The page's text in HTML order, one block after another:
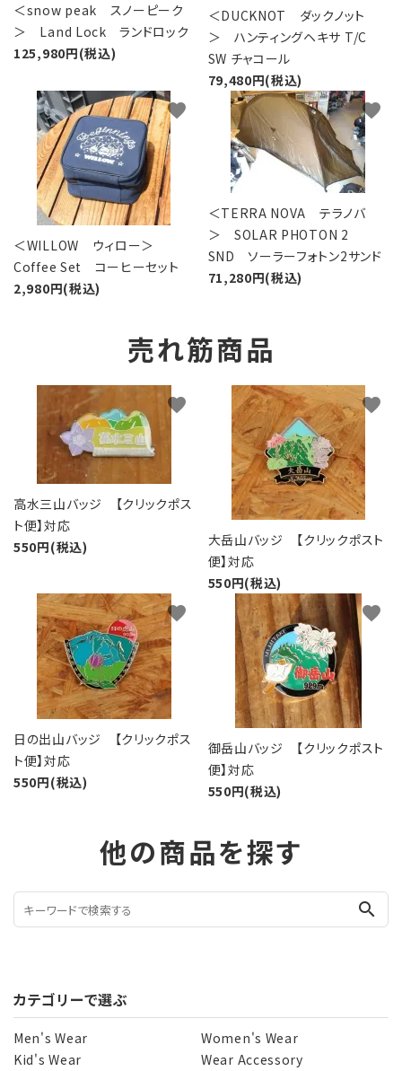
＜snow peak スノーピーク
＞ Land Lock ランドロック
125,980円(税込)
＜DUCKNOT ダックノット
＞ ハンティングヘキサ T/C
SW チャコール
79,480円(税込)
＜WILLOW ウィロー＞
Coffee Set コーヒーセット
2,980円(税込)
favorite
＜TERRA NOVA テラノバ
＞ SOLAR PHOTON 2
SND ソーラーフォトン2サンド
71,280円(税込)
favorite
売れ筋商品
高水三山バッジ 【クリックポス
ト便】対応
550円(税込)
favorite
大岳山バッジ 【クリックポスト
便】対応
550円(税込)
favorite
日の出山バッジ 【クリックポス
ト便】対応
550円(税込)
favorite
御岳山バッジ 【クリックポスト
便】対応
550円(税込)
favorite
他の商品を探す
search
カテゴリーで選ぶ
Men's Wear
Women's Wear
Kid's Wear
Wear Accessory